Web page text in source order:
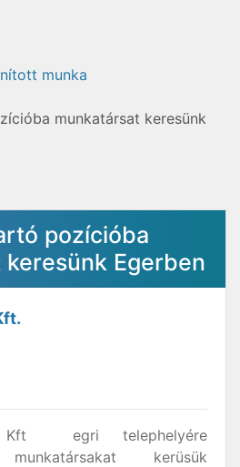
munka
munkatársat keresünk
pozícióba
Egerben
Kft egri telephelyére
kerüsük